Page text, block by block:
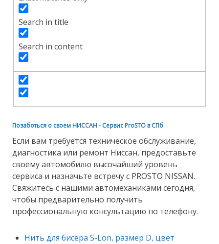
п
и
е
й
Search in title
Search in content
Позаботься о своем НИССАН - Сервис ProSTO в СПб
Если вам требуется техническое обслуживание,
диагностика или ремонт Ниссан, предоставьте
своему автомобилю высочайший уровень
сервиса и назначьте встречу с PROSTO NISSAN.
Свяжитесь с нашими автомеханиками сегодня,
чтобы предварительно получить
профессиональную консультацию по телефону.
Нить для бисера S-Lon, размер D, цвет